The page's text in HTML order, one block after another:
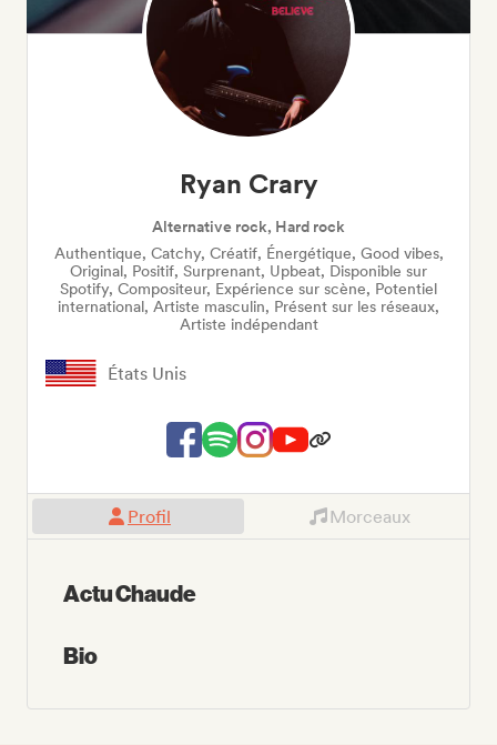
Ryan Crary
Alternative rock, Hard rock
Authentique, Catchy, Créatif, Énergétique, Good vibes,
Original, Positif, Surprenant, Upbeat, Disponible sur
Spotify, Compositeur, Expérience sur scène, Potentiel
international, Artiste masculin, Présent sur les réseaux,
Artiste indépendant
États Unis
Profil Morceaux
Actu Chaude
Bio